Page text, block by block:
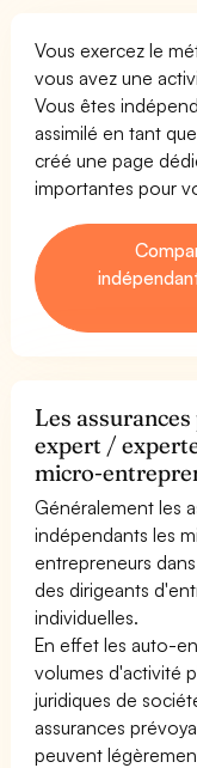
Vous exercez le
vous avez une
Vous êtes
assimilé en tant
créé une page
importantes pour
Les
expert /
micro-
Généralement les
indépendants les
entrepreneurs
des dirigeants
individuelles.
En effet les auto-
volumes d'activité
juridiques de
assurances
peuvent